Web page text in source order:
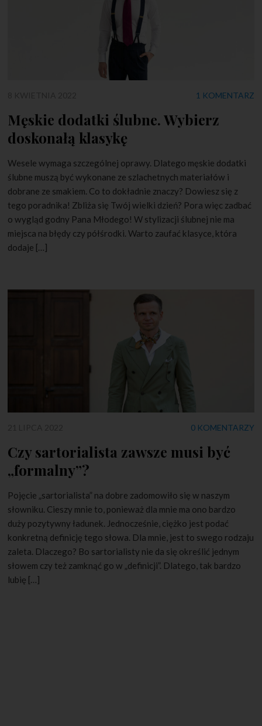
1 KOMENTARZ
Męskie dodatki ślubne. Wybierz
doskonałą klasykę
Wesele wymaga szczególnej oprawy. Dlatego męskie dodatki
ślubne muszą być wykonane ze szlachetnych materiałów i
dobrane ze smakiem. Co to dokładnie znaczy? Dowiesz się z
tego poradnika! Zbliża się Twój wielki dzień? Pora więc zadbać
o wygląd godny Pana Młodego! W stylizacji ślubnej nie ma
miejsca na błędy czy półśrodki. Warto zaufać klasyce, która
dodaje […]
0 KOMENTARZY
Czy sartorialista zawsze musi być
„formalny”?
Pojęcie „sartorialista” na dobre zadomowiło się w naszym
słowniku. Cieszy mnie to, ponieważ dla mnie ma ono bardzo
duży pozytywny ładunek. Jednocześnie, ciężko jest podać
konkretną definicję tego słowa. Dla mnie, jest to swego rodzaju
zaleta. Dlaczego? Bo sartorialisty nie da się określić jednym
słowem czy też zamknąć go w „definicji”. Dlatego, tak bardzo
lubię […]